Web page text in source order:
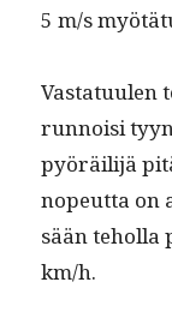
5 m/s
Vas­tatu­ulen
run­noisi
pyöräil­i­jä
nopeut­ta on
sään tehol­la
km/h.